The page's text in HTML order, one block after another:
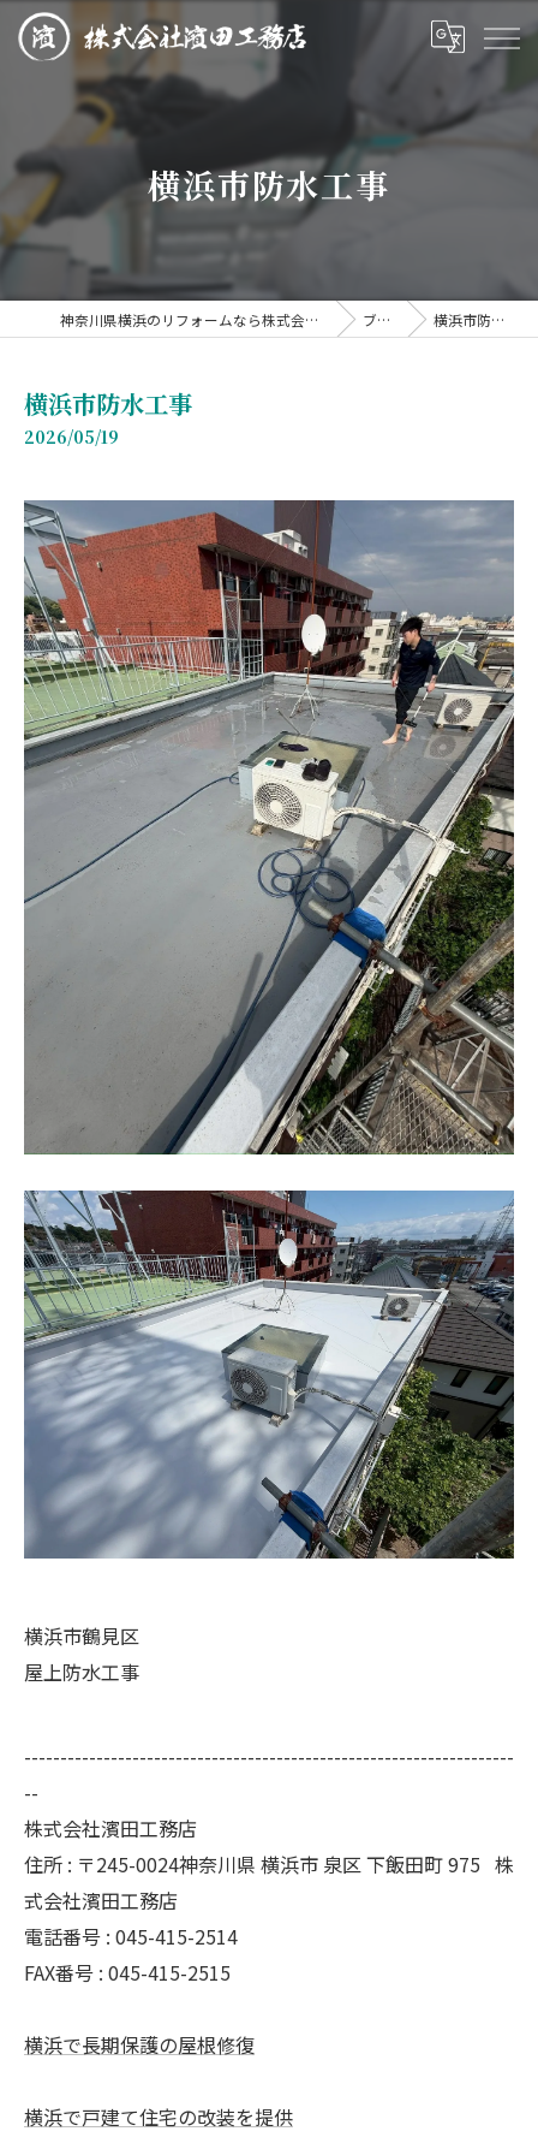
横浜市防水工事
神奈川県横浜のリフォームなら株式会社濱田工務店 ブログ 横浜市防水工事
横浜市防水工事
2026/05/19
横浜市鶴見区
屋上防水工事
--------------------------------------------------------------------
--
株式会社濱田工務店
住所 : 〒245-0024神奈川県 横浜市 泉区 下飯田町 975 株
式会社濱田工務店
電話番号 : 045-415-2514
FAX番号 : 045-415-2515
横浜で長期保護の屋根修復
横浜で戸建て住宅の改装を提供